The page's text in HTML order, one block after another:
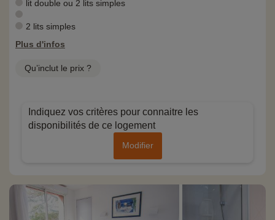
lit double ou 2 lits simples
2 lits simples
Plus d'infos
Qu’inclut le prix ?
Indiquez vos critères pour connaitre les
disponibilités de ce logement
Modifier